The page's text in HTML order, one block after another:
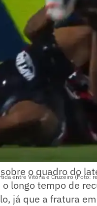
entre Vitória e Cruzeiro (Foto:
o quadro do
longo tempo de
já que a fratura